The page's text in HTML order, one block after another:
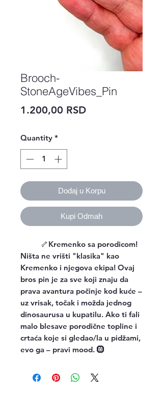
Brooch-
StoneAgeVibes_Pin
1.200,00 RSDPrice
Quantity *
Dodaj u Korpu
Kupi Odmah
🦴Kremenko sa porodicom!
Ništa ne vrišti "klasika" kao
Kremenko i njegova ekipa! Ovaj
bros pin je za sve koji znaju da
prava avantura počinje kod kuće –
uz vrisak, točak i možda jednog
dinosaurusa u kupatilu. Ako ti fali
malo blesave porodične topline i
crtaća koje si gledao/la u pidžami,
evo ga – pravi mood. 🛞